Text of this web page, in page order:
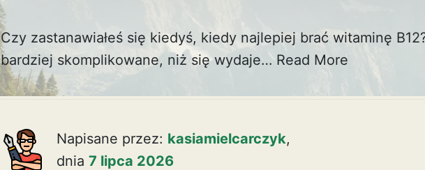
Czy zastanawiałeś się kiedyś, kiedy najlepiej brać witaminę
bardziej skomplikowane, niż się wydaje… Read More
Napisane przez: kasiamielcarczyk,
dnia 7 lipca 2026